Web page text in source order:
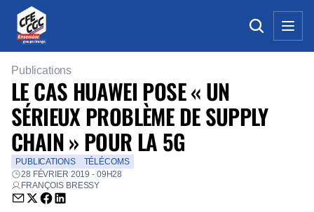
Publications
LE CAS HUAWEI POSE « UN
SÉRIEUX PROBLÈME DE SUPPLY
CHAIN » POUR LA 5G
PUBLICATIONS
TÉLÉCOMS
28 FÉVRIER 2019 - 09H28
FRANÇOIS BRESSY
Envoyer par email (nouvelle fenêtre)
Partager sur Twitter (nouvelle fenêtre)
Partager sur Facebook (nouvelle fenêtre)
Partager sur LinkedIn (nouvelle fenêtre)